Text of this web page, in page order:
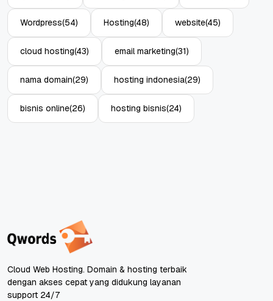
Wordpress(54) Hosting(48) website(45)
cloud hosting(43) email marketing(31)
nama domain(29) hosting indonesia(29)
bisnis online(26) hosting bisnis(24)
Cloud Web Hosting. Domain & hosting terbaik
dengan akses cepat yang didukung layanan
support 24/7